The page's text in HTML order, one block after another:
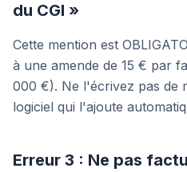
du CGI »
Cette mention est
à une amende de 15 € par
000 €). Ne l'écrivez pas de
logiciel qui l'ajoute
Erreur 3 : Ne pas